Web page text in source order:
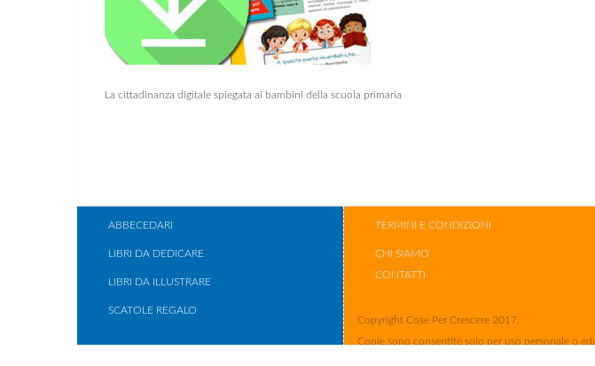
La cittadinanza digitale spiegata ai bambini della scuola primaria
ABBECEDARI
LIBRI DA DEDICARE
LIBRI DA ILLUSTRARE
SCATOLE REGALO
TERMINI E CONDIZIONI
CHI SIAMO
CONTATTI
Copyright Cose Per Crescere 2017.
Copie sono consentite solo per uso personale o